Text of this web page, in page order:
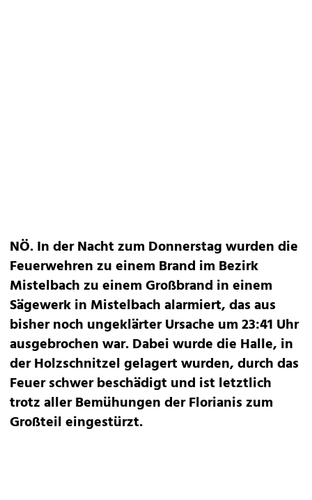
NÖ. In der Nacht zum Donnerstag wurden die
Feuerwehren zu einem Brand im Bezirk
Mistelbach zu einem Großbrand in einem
Sägewerk in Mistelbach alarmiert, das aus
bisher noch ungeklärter Ursache um 23:41 Uhr
ausgebrochen war. Dabei wurde die Halle, in
der Holzschnitzel gelagert wurden, durch das
Feuer schwer beschädigt und ist letztlich
trotz aller Bemühungen der Florianis zum
Großteil eingestürzt.